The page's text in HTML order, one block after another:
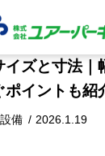
備 2026.1.19
イズと寸法｜
ポイントも紹